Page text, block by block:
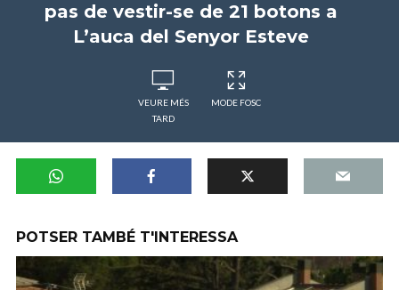
pas de vestir-se de 21 botons a
L’auca del Senyor Esteve
VEURE MÉS
TARD
MODE FOSC
POTSER TAMBÉ T'INTERESSA